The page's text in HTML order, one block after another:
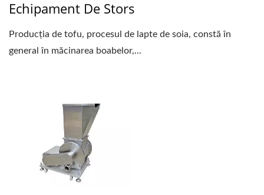
Echipament De Stors
Producția de tofu, procesul de lapte de soia, constă în
general în măcinarea boabelor,...